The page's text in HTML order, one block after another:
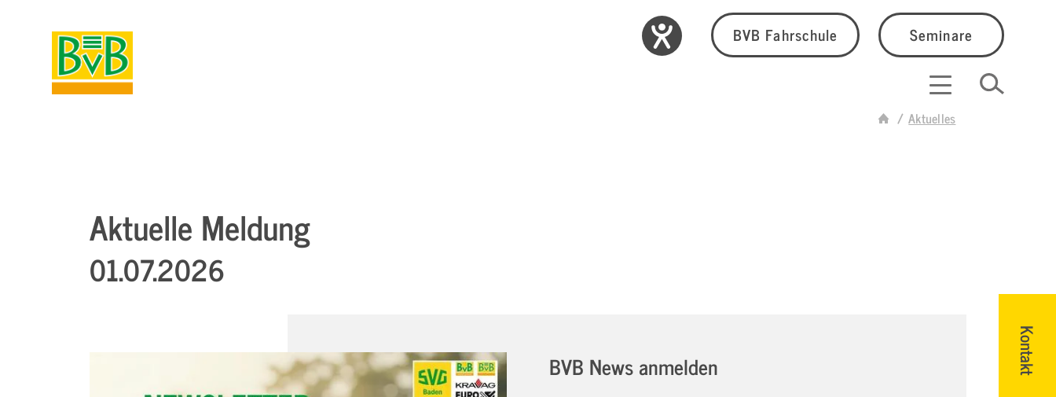
BVB Fahrschule Seminare
Aktuelles
Kontakt
Aktuelle Meldung
01.07.2026
BVB News anmelden